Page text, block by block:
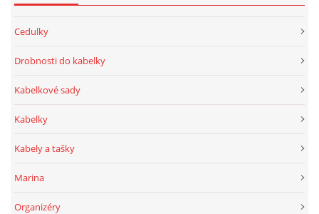
Cedulky
Drobnosti do kabelky
Kabelkové sady
Kabelky
Kabely a tašky
Marina
Organizéry